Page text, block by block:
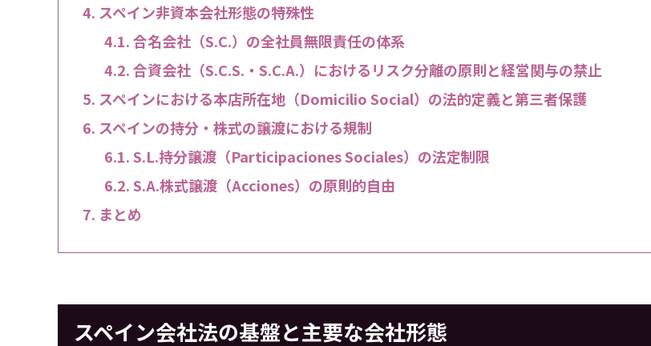
スペイン非資本会社形態の特殊性
合名会社（S.C.）の全社員無限責任の体系
合資会社（S.C.S.・S.C.A.）におけるリスク分離の原則と経営関与の禁止
スペインにおける本店所在地（Domicilio Social）の法的定義と第三者保護
スペインの持分・株式の譲渡における規制
S.L.持分譲渡（Participaciones Sociales）の法定制限
S.A.株式譲渡（Acciones）の原則的自由
まとめ
スペイン会社法の基盤と主要な会社形態